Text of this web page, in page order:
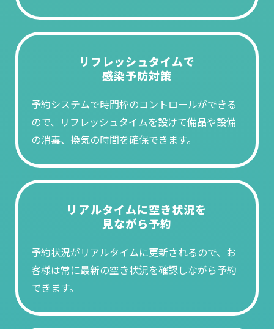
リフレッシュタイムで
感染予防対策
予約システムで時間枠のコントロールができる
ので、リフレッシュタイムを設けて備品や設備
の消毒、換気の時間を確保できます。
リアルタイムに空き状況を
見ながら予約
予約状況がリアルタイムに更新されるので、お
客様は常に最新の空き状況を確認しながら予約
できます。